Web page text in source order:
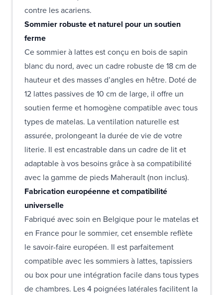
contre les acariens.
Sommier robuste et naturel pour un soutien
ferme
Ce sommier à lattes est conçu en bois de sapin
blanc du nord, avec un cadre robuste de 18 cm de
hauteur et des masses d’angles en hêtre. Doté de
12 lattes passives de 10 cm de large, il offre un
soutien ferme et homogène compatible avec tous
types de matelas. La ventilation naturelle est
assurée, prolongeant la durée de vie de votre
literie. Il est encastrable dans un cadre de lit et
adaptable à vos besoins grâce à sa compatibilité
avec la gamme de pieds Maherault (non inclus).
Fabrication européenne et compatibilité
universelle
Fabriqué avec soin en Belgique pour le matelas et
en France pour le sommier, cet ensemble reflète
le savoir-faire européen. Il est parfaitement
compatible avec les sommiers à lattes, tapissiers
ou box pour une intégration facile dans tous types
de chambres. Les 4 poignées latérales facilitent la